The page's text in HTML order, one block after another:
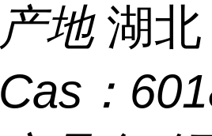
产地 湖北
Cas：